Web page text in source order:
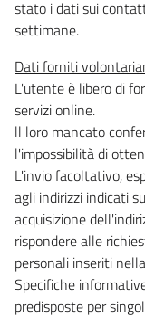
stato i dati sui
settimane.
Dati forniti
L'utente è libero di
servizi online.
ll loro mancato
l'impossibilità di
L'invio facoltativo,
agli indirizzi indicati
acquisizione
rispondere alle
personali inseriti
Specifiche
predisposte per